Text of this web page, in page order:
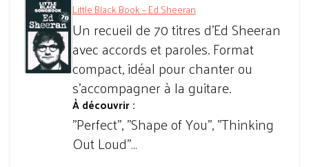
Little Black Book – Ed Sheeran
Un recueil de 70 titres d'Ed Sheeran
avec accords et paroles. Format
compact, idéal pour chanter ou
s'accompagner à la guitare.
À découvrir :
"Perfect", "Shape of You", "Thinking
Out Loud"…